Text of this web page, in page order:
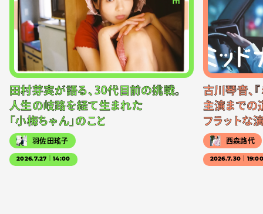
田村芽実が語る、30代目前の挑戦。
人生の岐路を経て生まれた
「小梅ちゃん」のこと
羽佐田瑤子
2026.7.27｜14:00
古川琴音、
主演までの
フラットな
西森路代
2026.7.30｜